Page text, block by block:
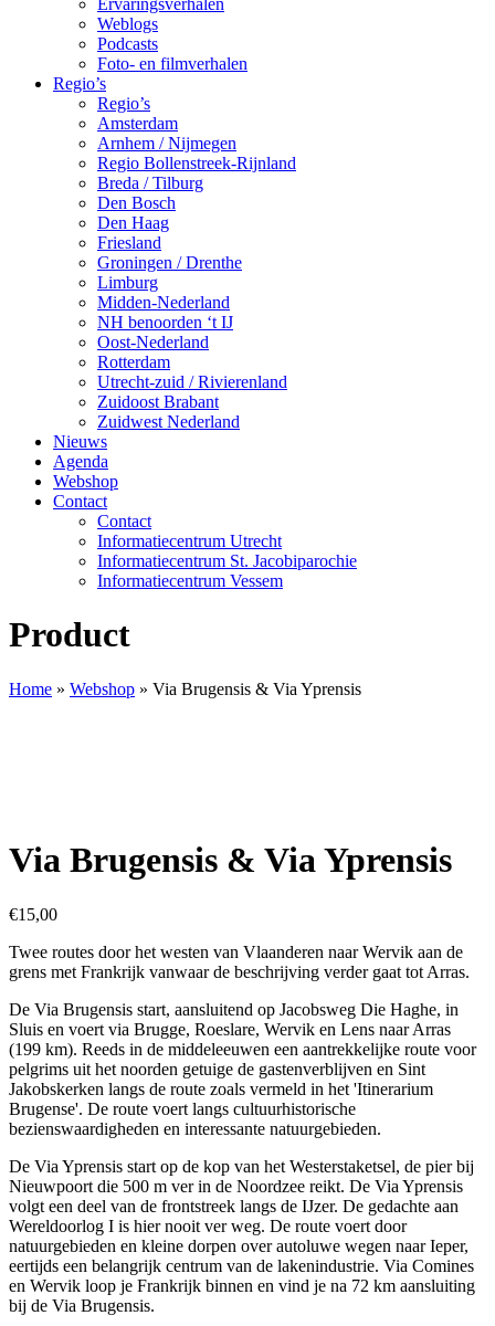
Ervaringsverhalen
Weblogs
Podcasts
Foto- en filmverhalen
Regio’s
Regio’s
Amsterdam
Arnhem / Nijmegen
Regio Bollenstreek-Rijnland
Breda / Tilburg
Den Bosch
Den Haag
Friesland
Groningen / Drenthe
Limburg
Midden-Nederland
NH benoorden ‘t IJ
Oost-Nederland
Rotterdam
Utrecht-zuid / Rivierenland
Zuidoost Brabant
Zuidwest Nederland
Nieuws
Agenda
Webshop
Contact
Contact
Informatiecentrum Utrecht
Informatiecentrum St. Jacobiparochie
Informatiecentrum Vessem
Product
Home » Webshop » Via Brugensis & Via Yprensis
Via Brugensis & Via Yprensis
€15,00
Twee routes door het westen van Vlaanderen naar Wervik aan de
grens met Frankrijk vanwaar de beschrijving verder gaat tot Arras.
De Via Brugensis start, aansluitend op Jacobsweg Die Haghe, in
Sluis en voert via Brugge, Roeslare, Wervik en Lens naar Arras
(199 km). Reeds in de middeleeuwen een aantrekkelijke route voor
pelgrims uit het noorden getuige de gastenverblijven en Sint
Jakobskerken langs de route zoals vermeld in het 'Itinerarium
Brugense'. De route voert langs cultuurhistorische
bezienswaardigheden en interessante natuurgebieden.
De Via Yprensis start op de kop van het Westerstaketsel, de pier bij
Nieuwpoort die 500 m ver in de Noordzee reikt. De Via Yprensis
volgt een deel van de frontstreek langs de IJzer. De gedachte aan
Wereldoorlog I is hier nooit ver weg. De route voert door
natuurgebieden en kleine dorpen over autoluwe wegen naar Ieper,
eertijds een belangrijk centrum van de lakenindustrie. Via Comines
en Wervik loop je Frankrijk binnen en vind je na 72 km aansluiting
bij de Via Brugensis.